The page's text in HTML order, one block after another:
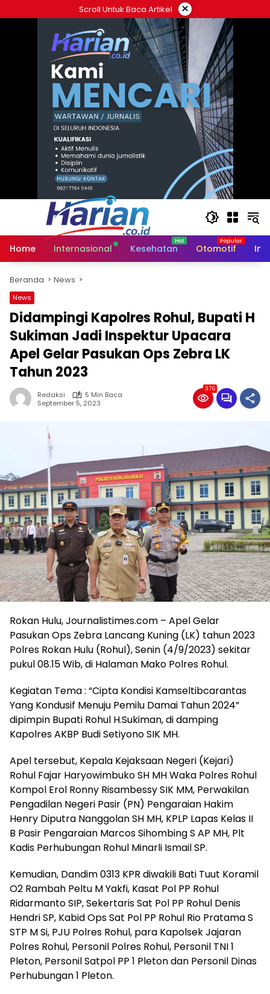
ke
Scroll Untuk Baca Artikel ×
Home Internasional Kesehatan Otomotif
Beranda News
News
Didampingi Kapolres Rohul, Bupati H
Sukiman Jadi Inspektur Upacara
Apel Gelar Pasukan Ops Zebra LK
Tahun 2023
Redaksi
5 Min Baca
September 5, 2023
376
Rokan Hulu, Journalistimes.com – Apel Gelar
Pasukan Ops Zebra Lancang Kuning (LK) tahun 2023
Polres Rokan Hulu (Rohul), Senin (4/9/2023) sekitar
pukul 08.15 Wib, di Halaman Mako Polres Rohul.
Kegiatan Tema : “Cipta Kondisi Kamseltibcarantas
Yang Kondusif Menuju Pemilu Damai Tahun 2024”
dipimpin Bupati Rohul H.Sukiman, di damping
Kapolres AKBP Budi Setiyono SIK MH.
Apel tersebut, Kepala Kejaksaan Negeri (Kejari)
Rohul Fajar Haryowimbuko SH MH Waka Polres Rohul
Kompol Erol Ronny Risambessy SIK MM, Perwakilan
Pengadilan Negeri Pasir (PN) Pengaraian Hakim
Henry Diputra Nanggolan SH MH, KPLP Lapas Kelas II
B Pasir Pengaraian Marcos Sihombing S AP MH, Plt
Kadis Perhubungan Rohul Minarli Ismail SP.
Kemudian, Dandim 0313 KPR diwakili Bati Tuut Koramil
O2 Rambah Peltu M Yakfi, Kasat Pol PP Rohul
Ridarmanto SIP, Sekertaris Sat Pol PP Rohul Denis
Hendri SP, Kabid Ops Sat Pol PP Rohul Rio Pratama S
STP M Si, PJU Polres Rohul, para Kapolsek Jajaran
Polres Rohul, Personil Polres Rohul, Personil TNI 1
Pleton, Personil Satpol PP 1 Pleton dan Personil Dinas
Perhubungan 1 Pleton.